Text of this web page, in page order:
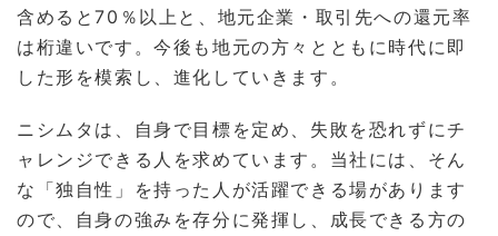
含めると70％以上と、地元企業・取引先への還元率
は桁違いです。今後も地元の方々とともに時代に即
した形を模索し、進化していきます。
ニシムタは、自身で目標を定め、失敗を恐れずにチ
ャレンジできる人を求めています。当社には、そん
な「独自性」を持った人が活躍できる場があります
ので、自身の強みを存分に発揮し、成長できる方の